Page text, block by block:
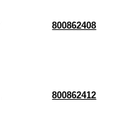
800862408
800862412